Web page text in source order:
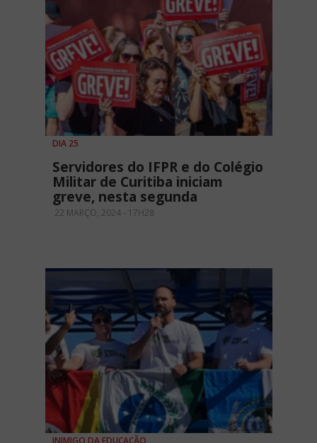
DIA 25
Servidores do IFPR e do Colégio
Militar de Curitiba iniciam
greve, nesta segunda
22 MARÇO, 2024 - 17H28